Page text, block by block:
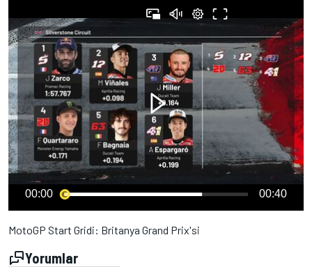
00:00 00:40
MotoGP Start Gridi: Britanya Grand Prix'si
Yorumlar